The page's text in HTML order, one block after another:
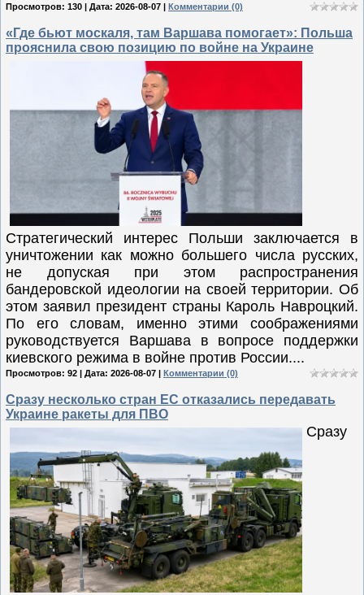
Просмотров: 130 | Дата: 2026-08-07 | Комментарии (0)
«Где бьют москаля, там Варшава помогает»: Польша
прояснила свою позицию по войне на Украине
Стратегический интерес Польши заключается в
уничтожении как можно большего числа русских,
не допуская при этом распространения
бандеровской идеологии на своей территории. Об
этом заявил президент страны Кароль Навроцкий.
По его словам, именно этими соображениями
руководствуется Варшава в вопросе поддержки
киевского режима в войне против России....
Просмотров: 92 | Дата: 2026-08-07 | Комментарии (0)
Сразу несколько стран ЕС отказались передавать
Украине ракеты для ПВО
Сразу